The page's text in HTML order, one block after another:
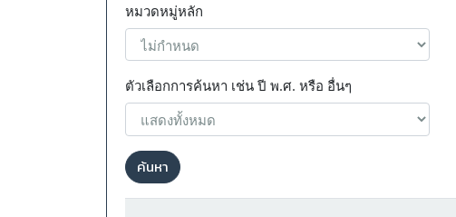
หมวดหมู่หลัก
ตัวเลือกการค้นหา เช่น ปี พ.ศ. หรือ อื่นๆ
ค้นหา